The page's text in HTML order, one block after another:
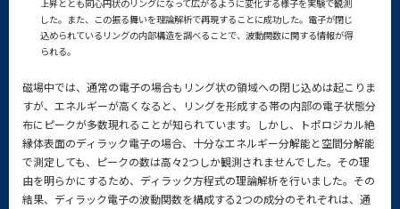
上昇ととも同心円状のリングになって広がるように変化する様子を実験で観測
した。また、この振る舞いを理論解析で再現することに成功した。電子が閉じ
込められているリングの内部構造を調べることで、波動関数に関する情報が得
られる。
磁場中では、通常の電子の場合もリング状の領域への閉じ込めは起こりま
すが、エネルギーが高くなると、リングを形成する帯の内部の電子状態分
布にピークが多数現れることが知られています。しかし、トポロジカル絶
縁体表面のディラック電子の場合、十分なエネルギー分解能と空間分解能
で測定しても、ピークの数は高々2つしか観測されませんでした。その理
由を明らかにするため、ディラック方程式の理論解析を行いました。その
結果、ディラック電子の波動関数を構成する2つの成分のそれぞれは、通